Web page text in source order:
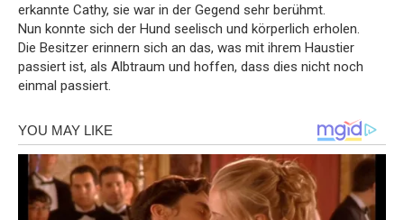
erkannte Cathy, sie war in der Gegend sehr berühmt.
Nun konnte sich der Hund seelisch und körperlich erholen.
Die Besitzer erinnern sich an das, was mit ihrem Haustier
passiert ist, als Albtraum und hoffen, dass dies nicht noch
einmal passiert.